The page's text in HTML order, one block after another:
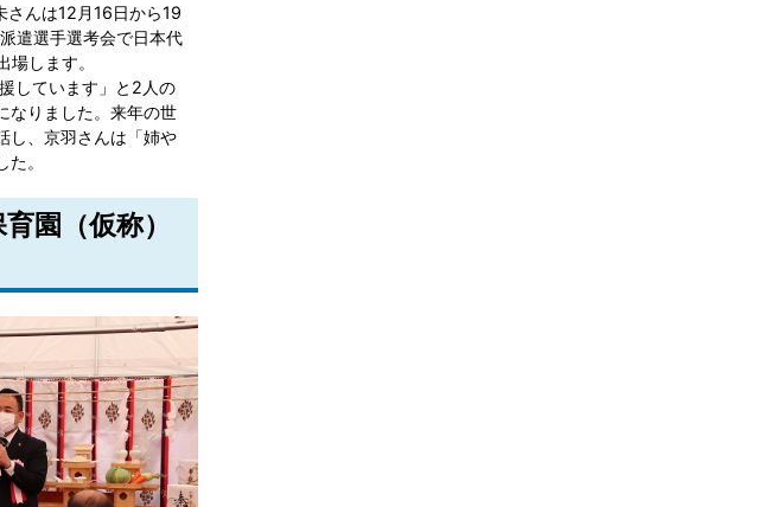
さんは12月16日から19
遣選手選考会で日本代
します。
しています」と2人の
なりました。来年の世
し、京羽さんは「姉や
。
園（仮称）